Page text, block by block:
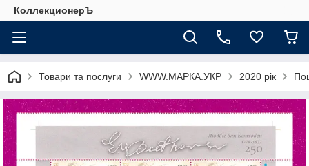
КоллекционерЪ
Товари та послуги WWW.МАРКА.УКР 2020 рік